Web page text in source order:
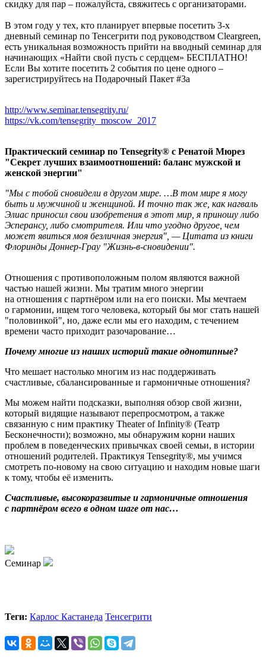
скидку для пар – пожалуйста, свяжитесь с организаторами.
В этом году у тех, кто планирует впервые посетить 3-х
дневный семинар по Тенсегрити под руководством Cleargreen,
есть уникальная возможность прийти на вводный семинар для
начинающих «Найти свой пусть с сердцем» БЕСПЛАТНО!
Если Вы хотите посетить 2 события по цене одного –
зарегистрируйтесь на Подарочный Пакет #3а
http://www.seminar.tensegrity.ru/
https://vk.com/tensegrity_moscow_2017
Практический семинар по Tensegrity® с Ренатой Мюрез
"Секрет лучших взаимоотношений: баланс мужской и
женской энергии"
"Мы с тобой сновидели в другом мире. …В том мире я могу
быть и мужчиной и женщиной. И точно так же, как нагваль
Элиас приносил свои изобретения в этот мир, я приношу либо
Эсперансу, либо смотрителя. Или что угодно другое, чем
может явиться моя безличная энергия", — Цитата из книги
Флоринды Доннер-Грау "Жизнь-в-сновидении".
Отношения с противоположным полом являются важной
частью нашей жизни. Мы тратим много энергии
на отношения с партнёром или на его поиски. Мы мечтаем
о гармонии, ищем того человека, который бы мог стать нашей
"половинкой", но, даже если мы его находим, с течением
времени часто приходит разочарование…
Почему многие из наших историй такие однотипные?
Что мешает настолько многим из нас поддерживать
счастливые, сбалансированные и гармоничные отношения?
Мы можем найти подсказки, выполняя обзор свой жизни,
который видящие называют перепросмотром, а также
связанную с ним практику Theater of Infinity® (Театр
Бесконечности); возможно, мы обнаружим корни наших
проблем в поведенческих привычках своей семьи, в истории
отношений родителей. Практикуя Tensegrity®, мы учимся
смотреть по-новому на свою ситуацию и находим новые шаги
к тому, чтобы её изменить.
Счастливые, высокоразвитые и гармоничные отношения
с партнёром всего в одном шаге от нас…
Семинар
Теги: Карлос Кастанеда Тенсегрити